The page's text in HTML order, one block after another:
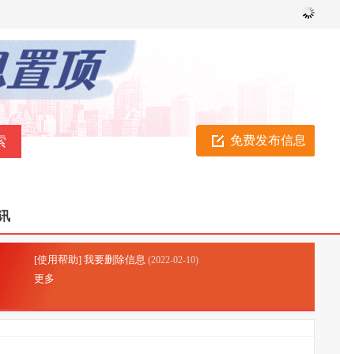
免费发布信息
[使用帮助] 我要删除信息 (2022-02-10)
更多